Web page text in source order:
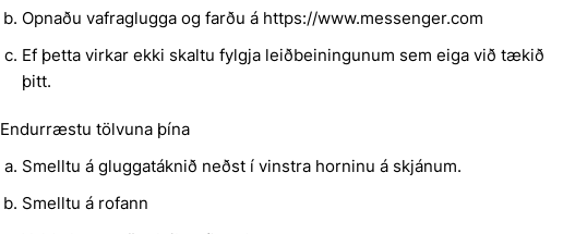
Opnaðu vafraglugga og farðu á https://www.messenger.com
Ef þetta virkar ekki skaltu fylgja leiðbeiningunum sem eiga við tækið
þitt.
Endurræstu tölvuna þína
Smelltu á gluggatáknið neðst í vinstra horninu á skjánum.
Smelltu á rofann